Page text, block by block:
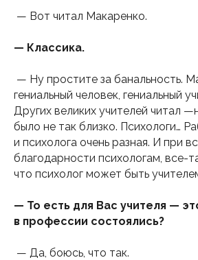
— Вот читал Макаренко.
— Классика.
— Ну простите за банальность.
гениальный человек, гениальный
Других великих учителей читал
было не так близко. Психологи…
и психолога очень разная. И при
благодарности психологам, все-
что психолог может быть
— То есть для Вас учителя —
в профессии состоялись?
— Да, боюсь, что так.